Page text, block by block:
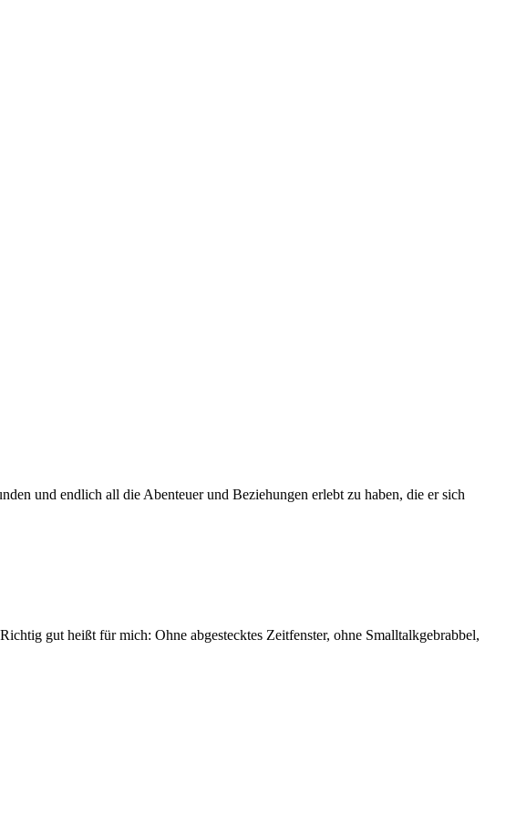
und endlich all die Abenteuer und Beziehungen erlebt zu haben, die er sich
gut heißt für mich: Ohne abgestecktes Zeitfenster, ohne Smalltalkgebrabbel,